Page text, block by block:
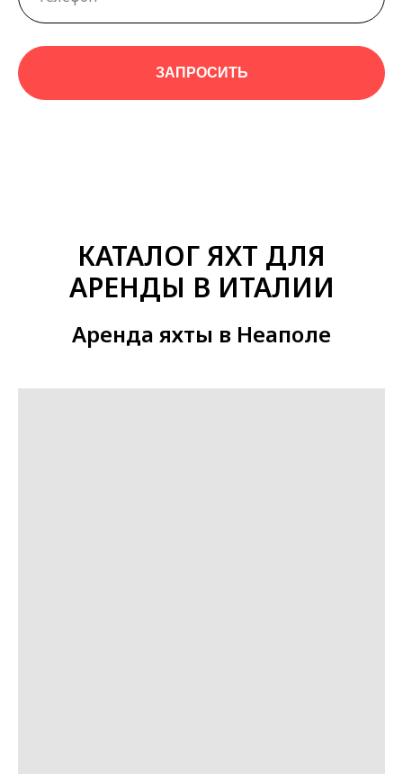
ЗАПРОСИТЬ
КАТАЛОГ ЯХТ ДЛЯ
АРЕНДЫ В ИТАЛИИ
Аренда яхты в Неаполе